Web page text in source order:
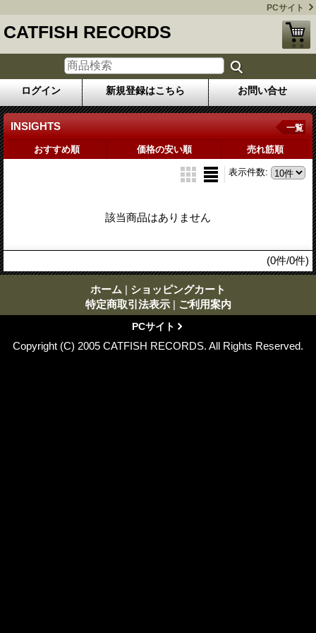
PCサイト
CATFISH RECORDS
ログイン 新規登録はこちら お問い合せ
INSIGHTS 一覧
おすすめ順 価格の安い順 売れ筋順
表示件数:
該当商品はありません
(0件/0件)
ホーム | ショッピングカート
特定商取引法表示 | ご利用案内
PCサイト
Copyright (C) 2005 CATFISH RECORDS. All Rights Reserved.